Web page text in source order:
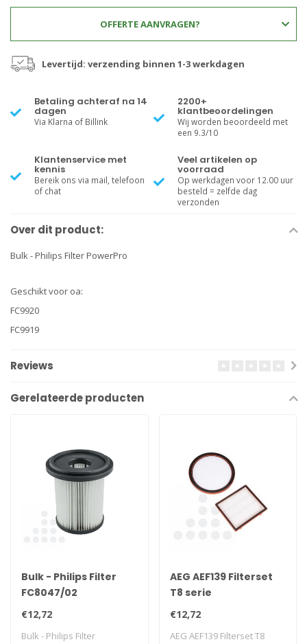
OFFERTE AANVRAGEN?
Levertijd: verzending binnen 1-3 werkdagen
Betaling achteraf na 14
dagen
Via Klarna of Billink
2200+
klantbeoordelingen
Wij worden beoordeeld met
een 9.3/10
Klantenservice met
kennis
Bereik ons via mail, telefoon
of chat
Veel artikelen op
voorraad
Op werkdagen voor 12.00 uur
besteld = zelfde dag
verzonden
Over dit product:
Bulk - Philips Filter PowerPro
Geschikt voor oa:
FC9920
FC9919
Reviews
Gerelateerde producten
Bulk - Philips Filter
FC8047/02
€12,72
Bulk - Philips Filter
AEG AEF139 Filterset
T8 serie
€12,72
AEG AEF139 Filterset T8